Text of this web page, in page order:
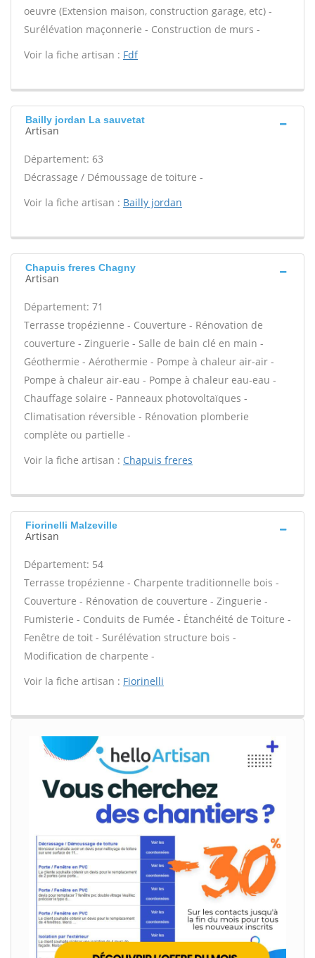
oeuvre (Extension maison, construction garage, etc) -
Surélévation maçonnerie - Construction de murs -
Voir la fiche artisan : Fdf
Bailly jordan La sauvetat
Artisan
Département: 63
Décrassage / Démoussage de toiture -
Voir la fiche artisan : Bailly jordan
Chapuis freres Chagny
Artisan
Département: 71
Terrasse tropézienne - Couverture - Rénovation de
couverture - Zinguerie - Salle de bain clé en main -
Géothermie - Aérothermie - Pompe à chaleur air-air -
Pompe à chaleur air-eau - Pompe à chaleur eau-eau -
Chauffage solaire - Panneaux photovoltaïques -
Climatisation réversible - Rénovation plomberie
complète ou partielle -
Voir la fiche artisan : Chapuis freres
Fiorinelli Malzeville
Artisan
Département: 54
Terrasse tropézienne - Charpente traditionnelle bois -
Couverture - Rénovation de couverture - Zinguerie -
Fumisterie - Conduits de Fumée - Étanchéité de Toiture -
Fenêtre de toit - Surélévation structure bois -
Modification de charpente -
Voir la fiche artisan : Fiorinelli